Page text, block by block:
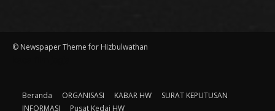
© Newspaper Theme for Hizbulwathan
Beranda ORGANISASI KABAR HW
SURAT KEPUTUSAN
INFORMASI
Pusat Kedai HW